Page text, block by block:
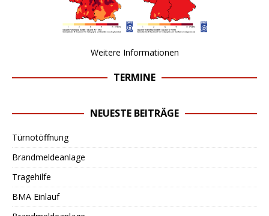
Weitere Informationen
TERMINE
NEUESTE BEITRÄGE
Türnotöffnung
Brandmeldeanlage
Tragehilfe
BMA Einlauf